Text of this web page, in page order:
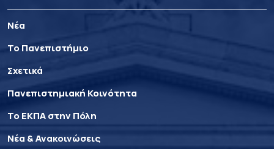
Νέα
Το Πανεπιστήμιο
Σχετικά
Πανεπιστημιακή Κοινότητα
Το ΕΚΠΑ στην Πόλη
Νέα & Ανακοινώσεις